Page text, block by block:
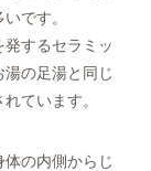
です。
するセラミッ
の足湯と同じ
ています。
体の内側からじ